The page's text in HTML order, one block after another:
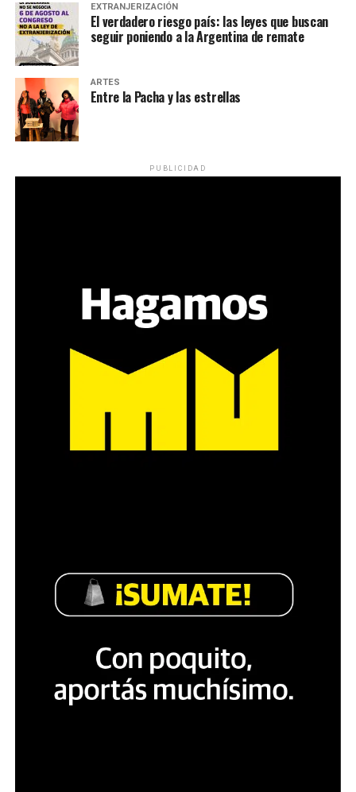
EXTRANJERIZACIÓN
El verdadero riesgo país: las leyes que buscan
seguir poniendo a la Argentina de remate
ARTES
Entre la Pacha y las estrellas
PUBLICIDAD